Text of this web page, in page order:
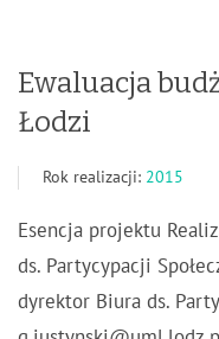
Ewaluacja
Łodzi
Rok realizacji: 2015
Esencja projektu
ds. Partycypacji
dyrektor Biura ds.